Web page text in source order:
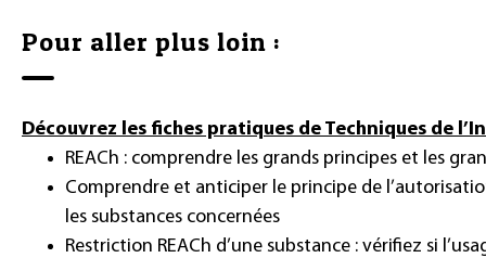
Pour aller plus loin :
Découvrez les fiches pratiques de Techniques de
REACh : comprendre les grands principes et les
Comprendre et anticiper le principe de
les substances concernées
Restriction REACh d’une substance : vérifiez si